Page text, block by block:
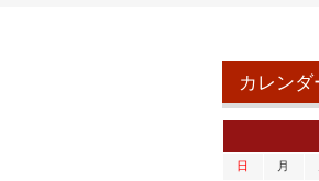
カレンダ
日 月